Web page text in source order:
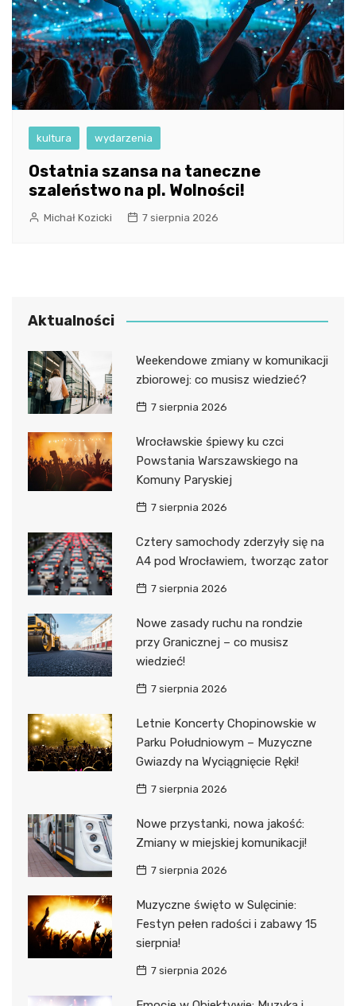
kultura wydarzenia
Ostatnia szansa na taneczne
szaleństwo na pl. Wolności!
Michał Kozicki 7 sierpnia 2026
Aktualności
Weekendowe zmiany w komunikacji
zbiorowej: co musisz wiedzieć?
7 sierpnia 2026
Wrocławskie śpiewy ku czci
Powstania Warszawskiego na
Komuny Paryskiej
7 sierpnia 2026
Cztery samochody zderzyły się na
A4 pod Wrocławiem, tworząc zator
7 sierpnia 2026
Nowe zasady ruchu na rondzie
przy Granicznej – co musisz
wiedzieć!
7 sierpnia 2026
Letnie Koncerty Chopinowskie w
Parku Południowym – Muzyczne
Gwiazdy na Wyciągnięcie Ręki!
7 sierpnia 2026
Nowe przystanki, nowa jakość:
Zmiany w miejskiej komunikacji!
7 sierpnia 2026
Muzyczne święto w Sulęcinie:
Festyn pełen radości i zabawy 15
sierpnia!
7 sierpnia 2026